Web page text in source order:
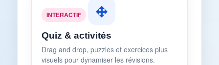
INTERACTIF
Quiz & activités
Drag and drop, puzzles et exercices plus
visuels pour dynamiser les révisions.